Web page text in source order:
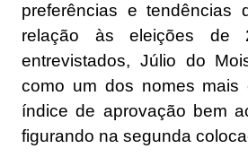
preferências e tendências
relação às eleições de
entrevistados, Júlio do
como um dos nomes mais
índice de aprovação bem
figurando na segunda